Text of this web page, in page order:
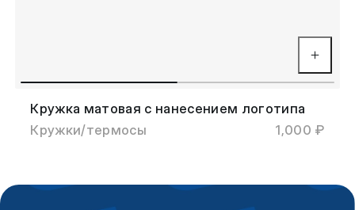
Кружка матовая с нанесением логотипа
Кружки/термосы
1,000 ₽